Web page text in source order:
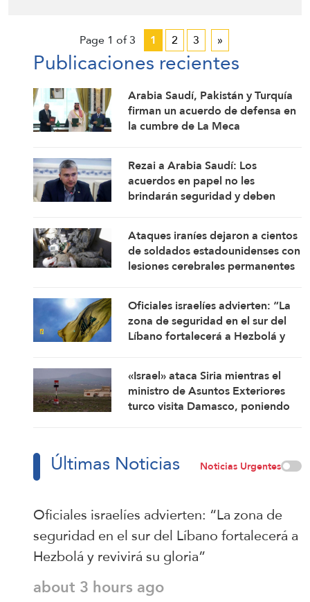
Page 1 of 3 1 2 3 »
Publicaciones recientes
Arabia Saudí, Pakistán y Turquía
firman un acuerdo de defensa en
la cumbre de La Meca
Rezai a Arabia Saudí: Los
acuerdos en papel no les
brindarán seguridad y deben
Ataques iraníes dejaron a cientos
de soldados estadounidenses con
lesiones cerebrales permanentes
Oficiales israelíes advierten: “La
zona de seguridad en el sur del
Líbano fortalecerá a Hezbolá y
«Israel» ataca Siria mientras el
ministro de Asuntos Exteriores
turco visita Damasco, poniendo
Últimas Noticias Noticias Urgentes
Oficiales israelíes advierten: “La zona de
seguridad en el sur del Líbano fortalecerá a
Hezbolá y revivirá su gloria”
about 3 hours ago